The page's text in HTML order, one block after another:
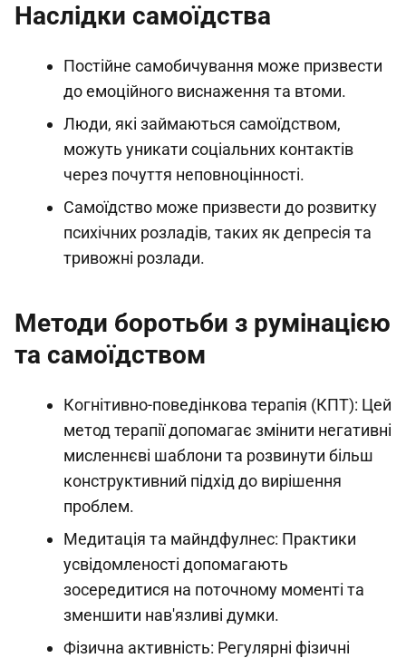
Наслідки самоїдства
Постійне самобичування може призвести
до емоційного виснаження та втоми.
Люди, які займаються самоїдством,
можуть уникати соціальних контактів
через почуття неповноцінності.
Самоїдство може призвести до розвитку
психічних розладів, таких як депресія та
тривожні розлади.
Методи боротьби з румінацією
та самоїдством
Когнітивно-поведінкова терапія (КПТ): Цей
метод терапії допомагає змінити негативні
мисленнєві шаблони та розвинути більш
конструктивний підхід до вирішення
проблем.
Медитація та майндфулнес: Практики
усвідомленості допомагають
зосередитися на поточному моменті та
зменшити нав'язливі думки.
Фізична активність: Регулярні фізичні